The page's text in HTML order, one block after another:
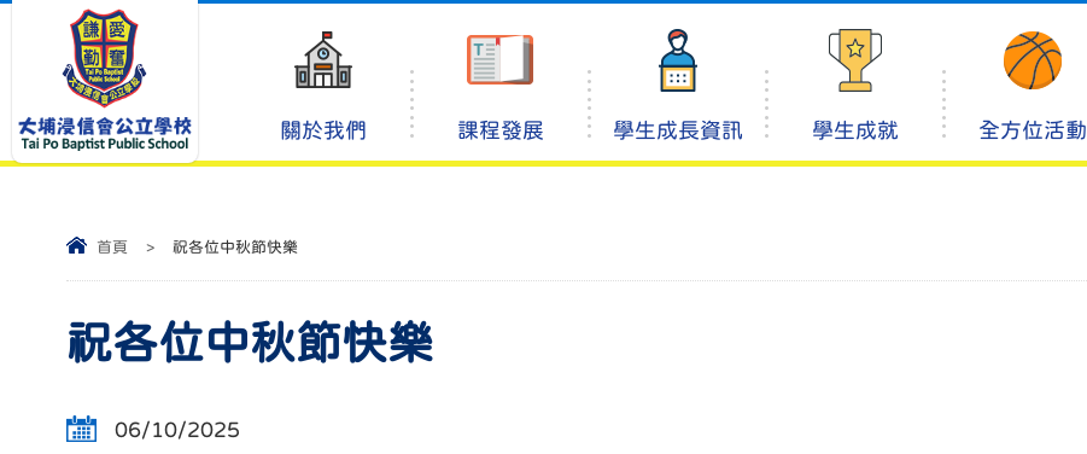
關於我們 課程發展 學生成長資訊 學生成就 全方位活動
首頁 > 祝各位中秋節快樂
祝各位中秋節快樂
06/10/2025